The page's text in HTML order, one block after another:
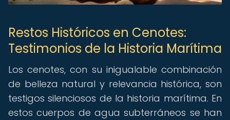
Restos Históricos en Cenotes:
Testimonios de la Historia Marítima
Los cenotes, con su inigualable combinación
de belleza natural y relevancia histórica, son
testigos silenciosos de la historia marítima. En
estos cuerpos de agua subterráneos se han